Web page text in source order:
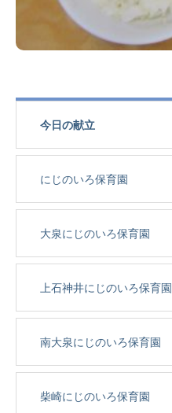
今日の献立
にじのいろ保育園
大泉にじのいろ保育園
上石神井にじのいろ保育園
南大泉にじのいろ保育園
柴崎にじのいろ保育園